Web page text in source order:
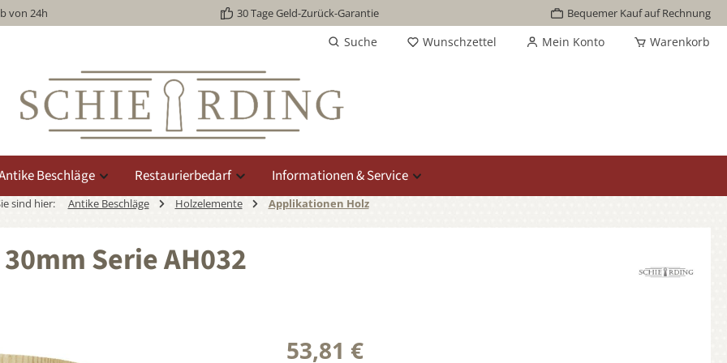
von 24h 30 Tage Geld-Zurück-Garantie Bequemer Kauf auf Rechnung
Suche Wunschzettel Mein Konto Warenkorb
Beschläge Restaurierbedarf Informationen & Service
sind hier: Antike Beschläge Holzelemente Applikationen Holz
Serie AH032
53,81 €